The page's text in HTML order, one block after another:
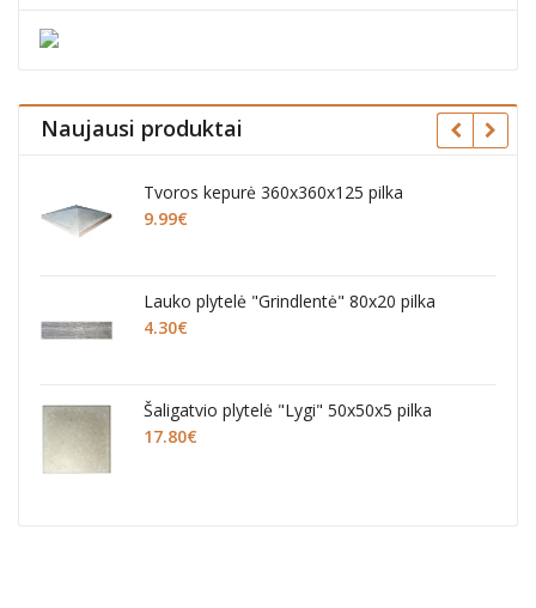
Naujausi produktai
Tvoros kepurė 360x360x125 pilka
9.99€
Lauko plytelė "Grindlentė" 80x20 pilka
4.30€
Šaligatvio plytelė "Lygi" 50x50x5 pilka
17.80 €